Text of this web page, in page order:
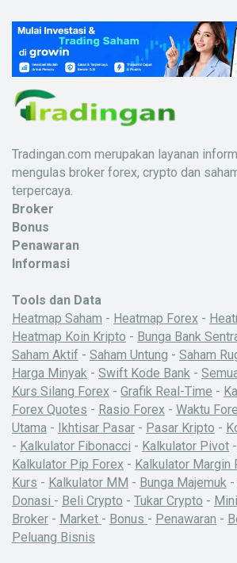
Tradingan.com merupakan layanan
mengulas broker forex, crypto dan
terpercaya.
Broker
Bonus
Penawaran
Informasi
Tools dan Data
Heatmap Saham - Heatmap Forex -
Heatmap Koin Kripto - Bunga Bank
Saham Aktif - Saham Untung - Saham
Harga Minyak - Swift Kode Bank -
Kurs Silang Forex - Grafik Real-Time -
Forex Quotes - Rasio Forex - Waktu
Utama - Ikhtisar Pasar - Pasar Kripto -
- Kalkulator Fibonacci - Kalkulator Pivot -
Kalkulator Pip Forex - Kalkulator Margin
Kurs - Kalkulator MM - Bunga Majemuk -
Donasi - Beli Crypto - Tukar Crypto -
Broker - Market - Bonus - Penawaran -
Peluang Bisnis